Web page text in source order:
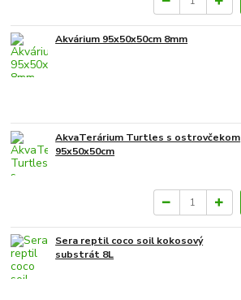
Akvárium 95x50x50cm 8mm
AkvaTerárium Turtles s ostrovčekom
95x50x50cm
Sera reptil coco soil kokosový
substrát 8L